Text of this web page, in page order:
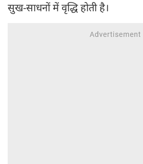
सुख-साधनों में वृद्धि होती है।